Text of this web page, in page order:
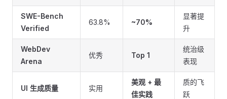
SWE-Bench
Verified
63.8% ~70%
显著提
升
WebDev
Arena
优秀 Top 1
统治级
表现
UI 生成质量 实用
美观 + 最
佳实践
质的飞
跃